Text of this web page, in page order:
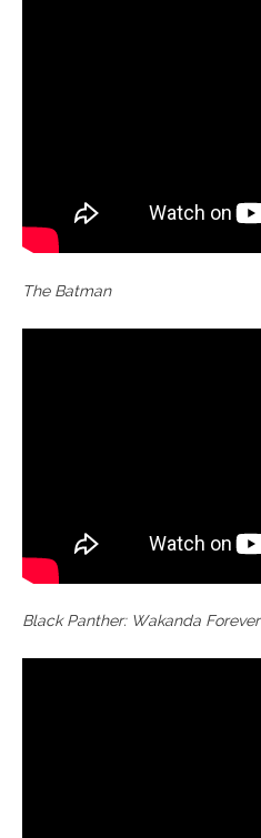
The Batman
Black Panther: Wakanda Forever